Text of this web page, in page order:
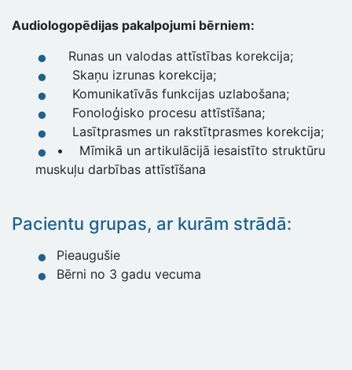
Audiologopēdijas pakalpojumi bērniem:
Runas un valodas attīstības korekcija;
Skaņu izrunas korekcija;
Komunikatīvās funkcijas uzlabošana;
Fonoloģisko procesu attīstīšana;
Lasītprasmes un rakstītprasmes korekcija;
• Mīmikā un artikulācijā iesaistīto struktūru
muskuļu darbības attīstīšana
Pacientu grupas, ar kurām strādā:
Pieaugušie
Bērni no 3 gadu vecuma